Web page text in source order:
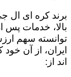
برند کره ای ال
بالا، خدمات
توانسته سهم
ایران، از آن
اند از: